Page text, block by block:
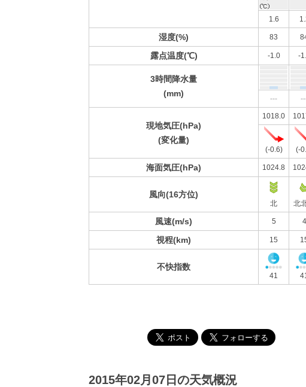
1.6
湿度(%) 83
露点温度(℃) -1.0 -
3時間降水量
(mm)
---
現地気圧(hPa)
(変化量)
1018.0
(-0.6) (-
海面気圧(hPa) 1024.8
風向(16方位)
北 北
風速(m/s) 5 4
視程(km) 15
不快指数
41
2015年02月07日の天気概況